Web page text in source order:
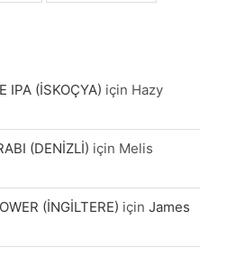
IPA (İSKOÇYA) için Hazy
(DENİZLİ) için Melis
(İNGİLTERE) için James